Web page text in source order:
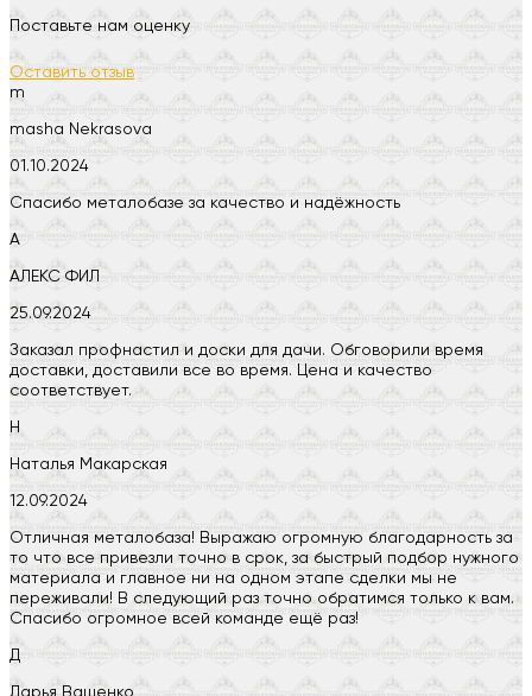
Поставьте нам оценку
Оставить отзыв
m
masha Nekrasova
01.10.2024
Спасибо металобазе за качество и надёжность
А
АЛЕКС ФИЛ
25.09.2024
Заказал профнастил и доски для дачи. Обговорили время
доставки, доставили все во время. Цена и качество
соответствует.
Н
Наталья Макарская
12.09.2024
Отличная металобаза! Выражаю огромную благодарность за
то что все привезли точно в срок, за быстрый подбор нужного
материала и главное ни на одном этапе сделки мы не
переживали! В следующий раз точно обратимся только к вам.
Спасибо огромное всей команде ещё раз!
Д